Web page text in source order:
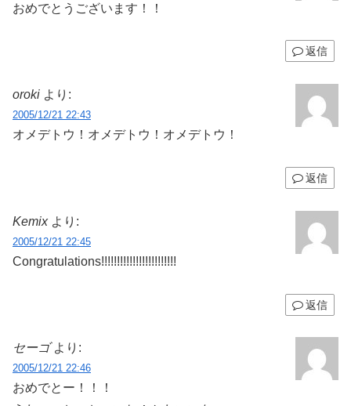
おめでとうございます！！
返信
oroki より:
2005/12/21 22:43
オメデトウ！オメデトウ！オメデトウ！
返信
Kemix より:
2005/12/21 22:45
Congratulations!!!!!!!!!!!!!!!!!!!!!!!!
返信
セーゴ より:
2005/12/21 22:46
おめでとー！！！